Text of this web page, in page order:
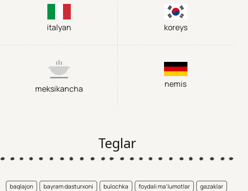
italyan koreys
meksikancha nemis
Teglar
baqlajon bayram dasturxoni bulochka foydali ma'lumotlar
gazaklar